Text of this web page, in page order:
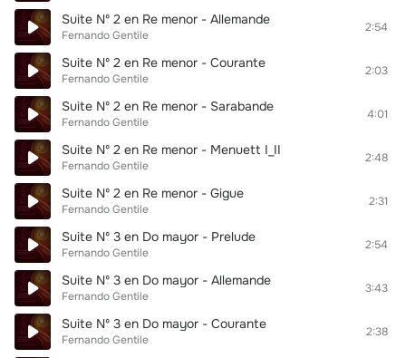
Suite Nº 2 en Re menor - Allemande
Fernando Gentile
2:54
Suite Nº 2 en Re menor - Courante
Fernando Gentile
2:03
Suite Nº 2 en Re menor - Sarabande
Fernando Gentile
4:01
Suite Nº 2 en Re menor - Menuett I_II
Fernando Gentile
2:48
Suite Nº 2 en Re menor - Gigue
Fernando Gentile
2:31
Suite Nº 3 en Do mayor - Prelude
Fernando Gentile
2:54
Suite Nº 3 en Do mayor - Allemande
Fernando Gentile
3:43
Suite Nº 3 en Do mayor - Courante
Fernando Gentile
2:38